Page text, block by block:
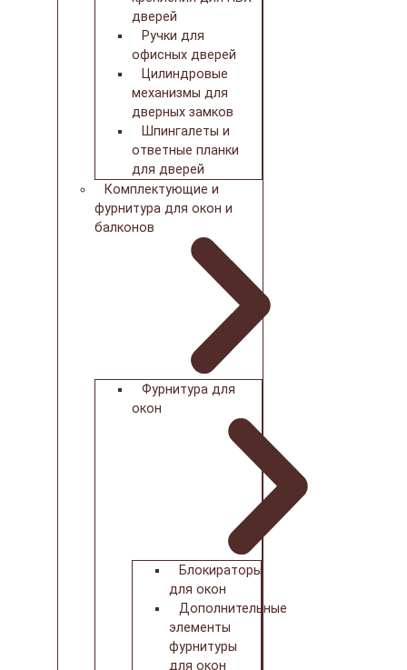
дверей
Ручки для
офисных дверей
Цилиндровые
механизмы для
дверных замков
Шпингалеты и
ответные планки
для дверей
Комплектующие и
фурнитура для окон и
балконов
Фурнитура для
окон
Блокираторы
для окон
Дополнительные
элементы
фурнитуры
для окон